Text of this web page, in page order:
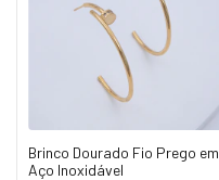
Brinco Dourado Fio Prego em
Aço Inoxidável